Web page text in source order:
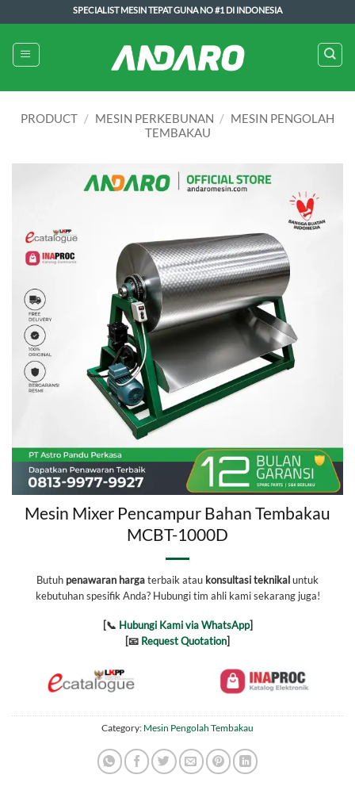
to
content
SPECIALIST MESIN TEPAT GUNA NO #1 DI INDONESIA
PRODUCT / MESIN PERKEBUNAN / MESIN PENGOLAH
TEMBAKAU
Mesin Mixer Pencampur Bahan Tembakau
MCBT-1000D
Butuh penawaran hargaterbaik atau konsultasi teknikaluntuk
kebutuhan spesifik Anda? Hubungi tim ahli kami sekarang juga!
[📞 Hubungi Kami via WhatsApp]
[📧 Request Quotation]
Category: Mesin Pengolah Tembakau